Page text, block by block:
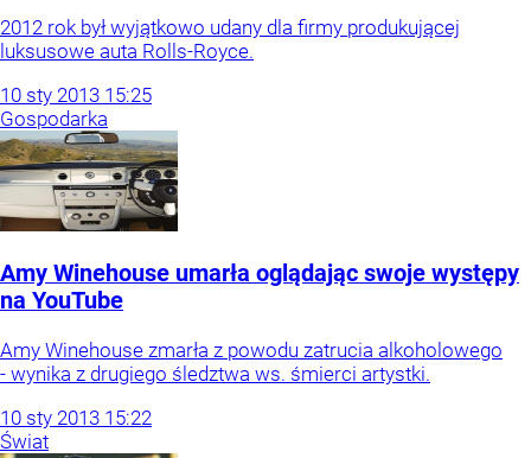
2012 rok był wyjątkowo udany dla firmy produkującej
luksusowe auta Rolls-Royce.
10 sty 2013 15:25
Gospodarka
Amy Winehouse umarła oglądając swoje występy
na YouTube
Amy Winehouse zmarła z powodu zatrucia alkoholowego
- wynika z drugiego śledztwa ws. śmierci artystki.
10 sty 2013 15:22
Świat